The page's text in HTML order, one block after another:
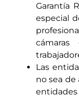
Garantía
especial
Las
no sea de